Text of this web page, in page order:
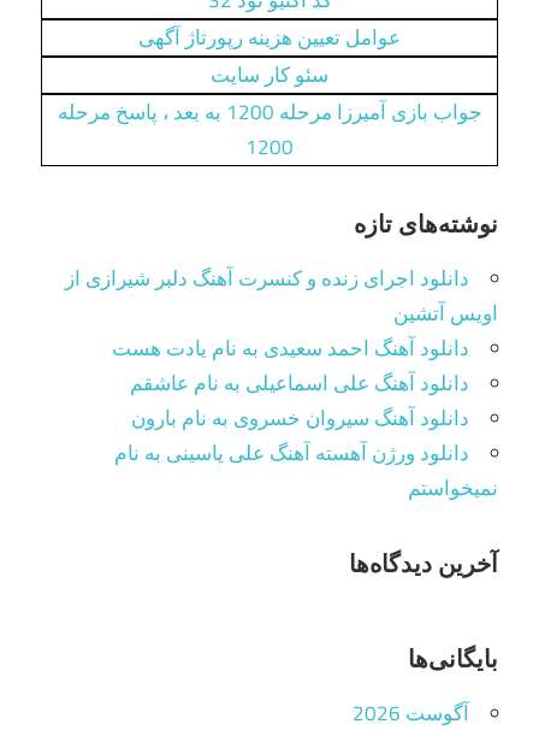
عوامل تعیین هزینه رپورتاژ آگهی
سئو کار سایت
جواب بازی آمیرزا مرحله 1200 به بعد ، پاسخ مرحله
1200
نوشته‌های تازه
دانلود اجرای زنده و کنسرت آهنگ دلبر شیرازی از
اویس آتشین
دانلود آهنگ احمد سعیدی به نام یادت هست
دانلود آهنگ علی اسماعیلی به نام عاشقم
دانلود آهنگ سیروان خسروی به نام بارون
دانلود ورژن آهسته آهنگ علی یاسینی به نام
نمیخواستم
آخرین دیدگاه‌ها
بایگانی‌ها
آگوست 2026